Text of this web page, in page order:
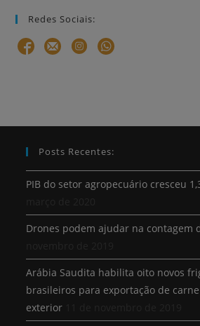
Redes Sociais:
Posts Recentes:
PIB do setor agropecuário cresceu
Drones podem ajudar na contagem
Arábia Saudita habilita oito novos
brasileiros para exportação de
exterior